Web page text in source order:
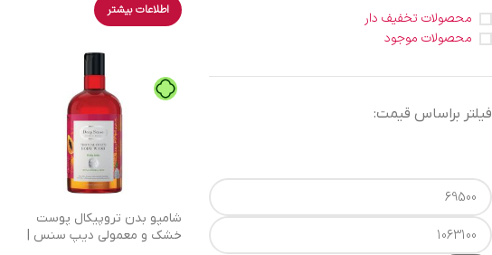
محصولات تخفیف دار
محصولات موجود
فیلتر براساس قیمت:
اطلاعات بیشتر
شامپو بدن تروپیکال پوست
خشک و معمولی دیپ سنس |